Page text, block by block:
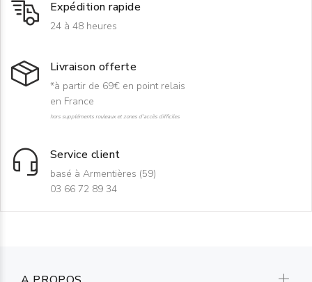
Expédition rapide
24 à 48 heures
Livraison offerte
*à partir de 69€ en point relais
en France
hors suppléments rouleaux et zones d'accès difficiles
Service client
basé à Armentières (59)
03 66 72 89 34